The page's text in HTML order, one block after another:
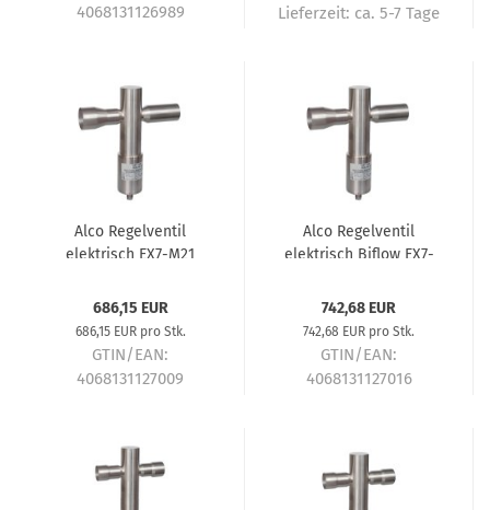
4068131126989
Lieferzeit: ca. 5-7 Tage
Alco Regelventil
elektrisch EX7-M21
686,15 EUR
686,15 EUR pro Stk.
GTIN/EAN:
4068131127009
Alco Regelventil
elektrisch Biflow EX7-
742,68 EUR
742,68 EUR pro Stk.
GTIN/EAN:
4068131127016